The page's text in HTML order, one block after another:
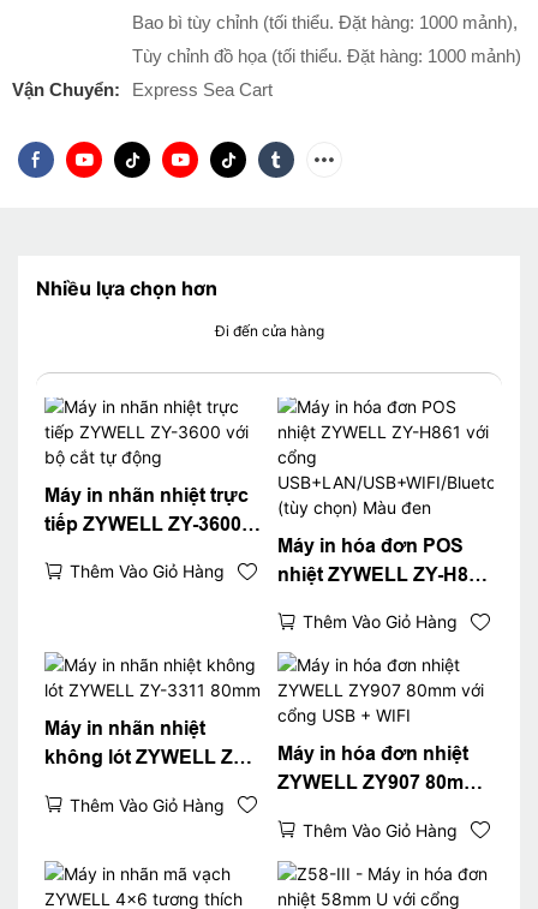
Bao bì tùy chỉnh (tối thiểu. Đặt hàng: 1000 mảnh),
Tùy chỉnh đồ họa (tối thiểu. Đặt hàng: 1000 mảnh)
Vận Chuyển:
Express Sea Cart
Nhiều lựa chọn hơn
Đi đến cửa hàng
Máy in nhãn nhiệt trực
tiếp ZYWELL ZY-3600
Thêm Vào Giỏ Hàng
Máy in hóa đơn POS
nhiệt ZYWELL ZY-H861
USB+LAN/USB+WIFI/Bl
uetooth (tùy chọn) Màu
đen
Thêm Vào Giỏ Hàng
Máy in nhãn nhiệt
không lót ZYWELL ZY-
Thêm Vào Giỏ Hàng
Máy in hóa đơn nhiệt
ZYWELL ZY907 80mm
Thêm Vào Giỏ Hàng